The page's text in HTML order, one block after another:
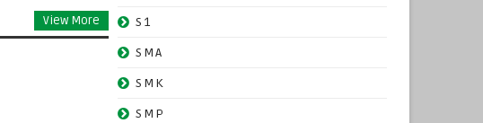
View More
S1
SMA
SMK
SMP